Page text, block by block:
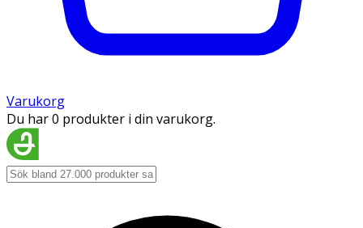
Varukorg
Du har 0 produkter i din varukorg.